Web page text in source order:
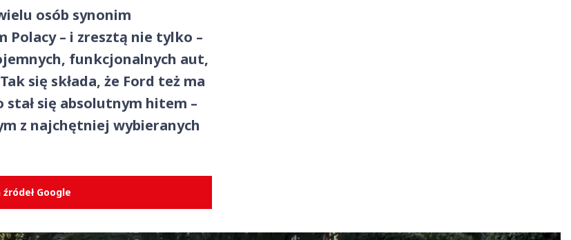
osób synonim
Polacy – i zresztą nie tylko –
funkcjonalnych aut,
się składa, że Ford też ma
się absolutnym hitem –
z najchętniej wybieranych
Google